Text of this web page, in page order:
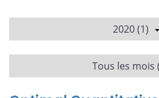
2020 (1)
Tous les mois